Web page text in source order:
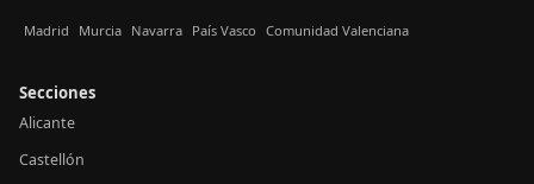
Madrid Murcia Navarra País Vasco Comunidad Valenciana
Secciones
Alicante
Castellón